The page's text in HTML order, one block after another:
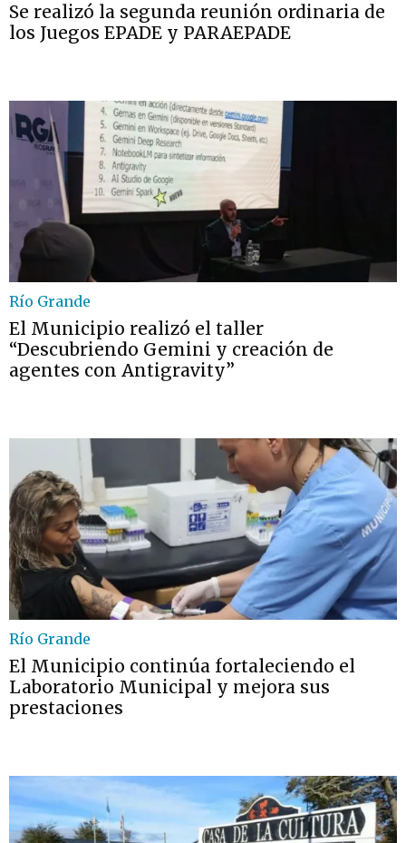
Se realizó la segunda reunión ordinaria de
los Juegos EPADE y PARAEPADE
Río Grande
El Municipio realizó el taller
“Descubriendo Gemini y creación de
agentes con Antigravity”
Río Grande
El Municipio continúa fortaleciendo el
Laboratorio Municipal y mejora sus
prestaciones